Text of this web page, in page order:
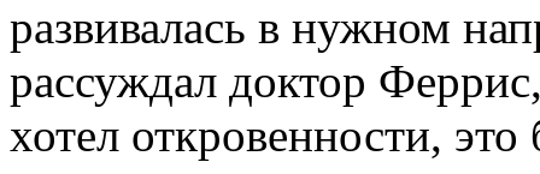
развивалась в нужном
рассуждал доктор
хотел откровенности,